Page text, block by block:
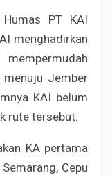
PT KAI
menghadirkan
Jember
KAI belum
rute tersebut.
KA pertama
Cepu